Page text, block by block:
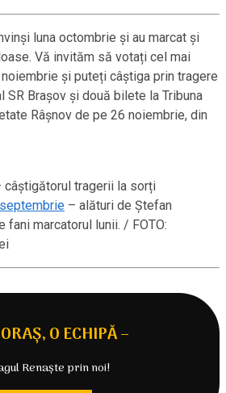
luna octombrie și au marcat și
Vă invităm să votați cel mai
și puteți câștiga prin tragere
SR Brașov și două bilete la Tribuna
Râșnov de pe 26 noiembrie, din
câștigătorul tragerii la sorți
– alături de Ștefan
fani marcatorul lunii. / FOTO:
O ECHIPĂ –
Renaște prin noi!